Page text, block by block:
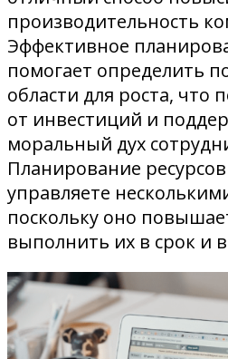
производительность
Эффективное
помогает определить
области для роста, что
от инвестиций и
моральный дух
Планирование
управляете
поскольку оно
выполнить их в срок и